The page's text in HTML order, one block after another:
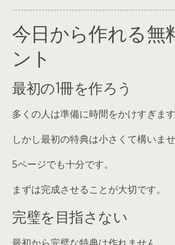
今日から作れる無
ント
最初の1冊を作ろう
多くの人は準備に時間をかけすぎます
しかし最初の特典は小さくて構いませ
5ページでも十分です。
まずは完成させることが大切です。
完璧を目指さない